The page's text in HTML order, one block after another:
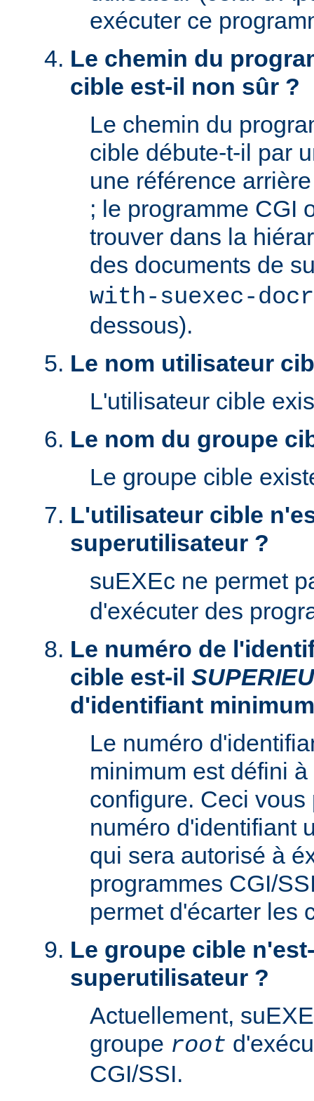
exécuter ce
Le chemin du
cible est-il non sûr ?
Le chemin du
cible débute-t-il par
une référence
; le programme CGI
trouver dans la
des documents de
with-suexec-
dessous).
Le nom utilisateur
L'utilisateur cible
Le nom du groupe
Le groupe cible
L'utilisateur cible
superutilisateur ?
suEXEc ne permet
d'exécuter des
Le numéro de
cible est-il
d'identifiant
Le numéro
minimum est défini
configure. Ceci
numéro d'identifiant
qui sera autorisé à
programmes CGI/
permet d'écarter les
Le groupe cible
superutilisateur ?
Actuellement,
groupe root
CGI/SSI.